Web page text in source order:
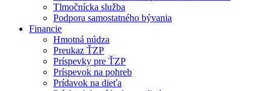
Tlmočnícka služba
Podpora samostatného bývania
Financie
Hmotná núdza
Preukaz ŤZP
Príspevky pre ŤZP
Príspevok na pohreb
Prídavok na dieťa